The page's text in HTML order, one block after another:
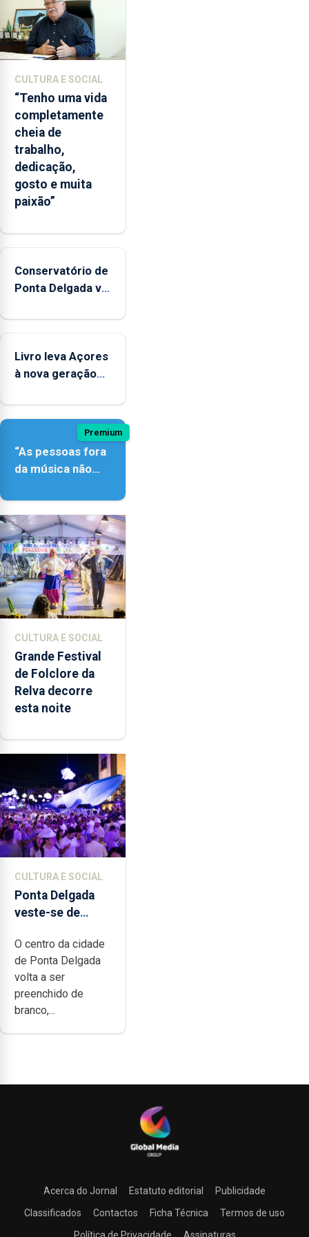
CULTURA E SOCIAL
“Tenho uma vida
completamente
cheia de
trabalho,
dedicação,
gosto e muita
paixão”
Conservatório de
Ponta Delgada vai
novos
Livro leva Açores
à nova geração
Premium
“As pessoas fora
da música não
quão difícil é
produzir uma
música”
CULTURA E SOCIAL
Grande Festival
de Folclore da
Relva decorre
esta noite
CULTURA E SOCIAL
Ponta Delgada
veste-se de
O centro da cidade
de Ponta Delgada
volta a ser
preenchido de
branco,...
Acerca do Jornal Estatuto editorial
Publicidade
Classificados
Contactos Ficha Técnica
Termos de uso